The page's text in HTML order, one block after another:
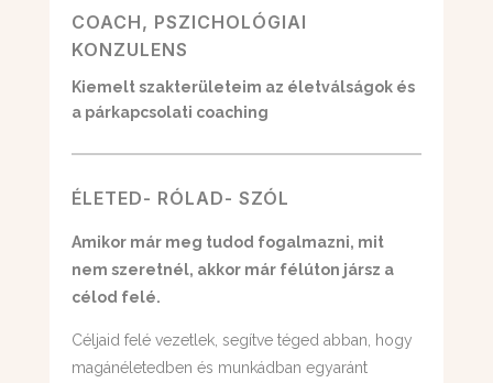
COACH, PSZICHOLÓGIAI
KONZULENS
Kiemelt szakterületeim az életválságok és
a párkapcsolati coaching
ÉLETED- RÓLAD- SZÓL
Amikor már meg tudod fogalmazni, mit
nem szeretnél, akkor már félúton jársz a
célod felé.
Céljaid felé vezetlek, segítve téged abban, hogy
magánéletedben és munkádban egyaránt